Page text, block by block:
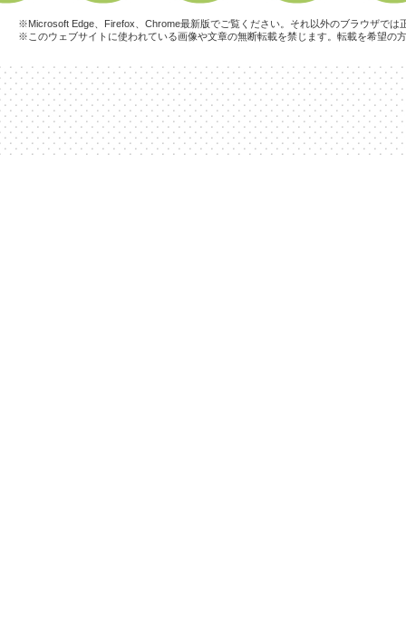
※Microsoft Edge、Firefox、Chrome最新版でご覧ください。それ以外のブラウザでは
※このウェブサイトに使われている画像や文章の無断転載を禁じます。転載を希望の